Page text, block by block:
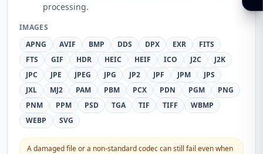
processing.
IMAGES
APNG
AVIF BMP DDS DPX EXR
FITS
FTS
GIF HDR HEIC HEIF ICO J2C
J2K
JPC
JPE JPEG JPG JP2 JPF JPM
JPS
JXL
MJ2 PAM PBM PCX PDN PGM
PNG
PNM
PPM PSD TGA TIF TIFF
WBMP
WEBP
SVG
A damaged file or a non-standard codec can still fail even when